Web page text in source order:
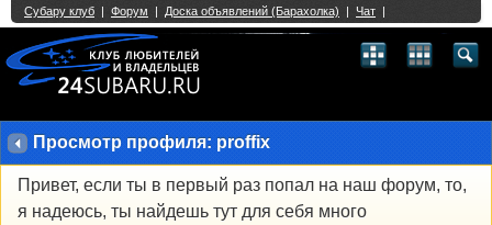
Просмотр профиля: proffix
Привет, если ты в первый раз попал на наш форум, то,
я надеюсь, ты найдешь тут для себя много
Single Sign On provided byvBSSO
2 3 4 5 6 7 8 9 10 11 12 13 21 22 23 24 25 26
27 28 29 30 31 32 33 40 41 42 43